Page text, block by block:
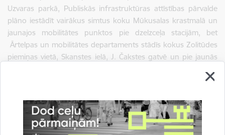
Uzvaras parkā, Publiskās infrastruktūras attīstības pārvalde
plāno iestādīt vairākus simtus koku Mūkusalas krastmalā un
jaunajos mobilitātes punktos pie dzelzceļa stacijām, bet
Ārtelpas un mobilitātes departaments stādīs kokus Zolitūdes
piemiņas vietā, Skanstes ielā, J. Čakstes gatvē un pie jaunās
Ārējās komunikācijas nodaļas projektu koordinators, e-pasts:
martins.vilemsons@riga.lv.